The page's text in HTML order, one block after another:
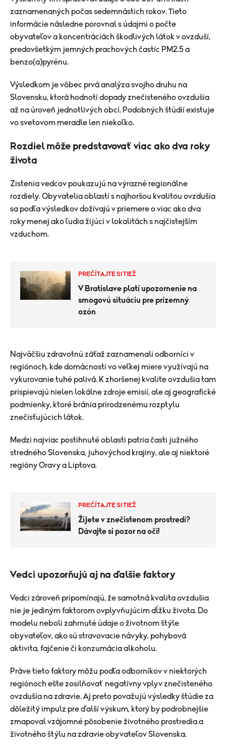
zaznamenaných počas sedemnástich rokov. Tieto
informácie následne porovnal s údajmi o počte
obyvateľov a koncentráciách škodlivých látok v ovzduší,
predovšetkým jemných prachových častíc PM2.5 a
benzo(a)pyrénu.
Výsledkom je vôbec prvá analýza svojho druhu na
Slovensku, ktorá hodnotí dopady znečisteného ovzdušia
až na úroveň jednotlivých obcí. Podobných štúdií existuje
vo svetovom meradle len niekoľko.
Rozdiel môže predstavovať viac ako dva roky
života
Zistenia vedcov poukazujú na výrazné regionálne
rozdiely. Obyvatelia oblastí s najhoršou kvalitou ovzdušia
sa podľa výsledkov dožívajú v priemere o viac ako dva
roky menej ako ľudia žijúci v lokalitách s najčistejším
vzduchom.
PREČÍTAJTE SI TIEŽ
V Bratislave platí upozornenie na
smogovú situáciu pre prízemný
ozón
Najväčšiu zdravotnú záťaž zaznamenali odborníci v
regiónoch, kde domácnosti vo veľkej miere využívajú na
vykurovanie tuhé palivá. K zhoršenej kvalite ovzdušia tam
prispievajú nielen lokálne zdroje emisií, ale aj geografické
podmienky, ktoré bránia prirodzenému rozptylu
znečisťujúcich látok.
Medzi najviac postihnuté oblasti patria časti južného
stredného Slovenska, juhovýchod krajiny, ale aj niektoré
regióny Oravy a Liptova.
PREČÍTAJTE SI TIEŽ
Žijete v znečistenom prostredí?
Dávajte si pozor na oči!
Vedci upozorňujú aj na ďalšie faktory
Vedci zároveň pripomínajú, že samotná kvalita ovzdušia
nie je jediným faktorom ovplyvňujúcim dĺžku života. Do
modelu neboli zahrnuté údaje o životnom štýle
obyvateľov, ako sú stravovacie návyky, pohybová
aktivita, fajčenie či konzumácia alkoholu.
Práve tieto faktory môžu podľa odborníkov v niektorých
regiónoch ešte zosilňovať negatívny vplyv znečisteného
ovzdušia na zdravie. Aj preto považujú výsledky štúdie za
dôležitý impulz pre ďalší výskum, ktorý by podrobnejšie
zmapoval vzájomné pôsobenie životného prostredia a
životného štýlu na zdravie obyvateľov Slovenska.